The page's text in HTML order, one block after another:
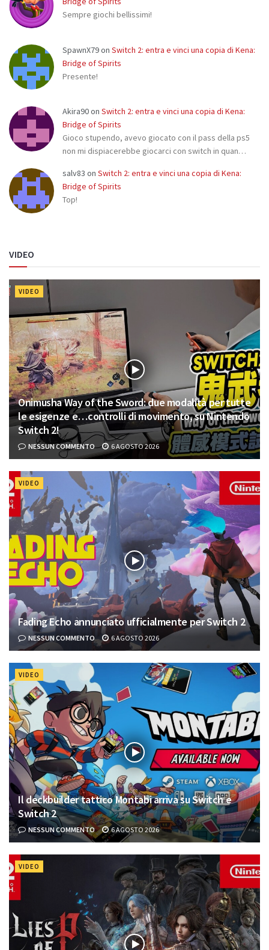
Sempre giochi bellissimi!
SpawnX79on Switch 2: entra e vinci una copia di Kena:
Bridge of Spirits
Presente!
Akira90on Switch 2: entra e vinci una copia di Kena:
Bridge of Spirits
Gioco stupendo, avevo giocato con il pass della ps5
non mi dispiacerebbe giocarci con switch in quan…
salv83 on Switch 2: entra e vinci una copia di Kena:
Bridge of Spirits
Top!
VIDEO
VIDEO
Onimusha Way of the Sword: due modalità per tutte
le esigenze e…controlli di movimento, su Nintendo
Switch 2!
NESSUN COMMENTO 6 AGOSTO 2026
VIDEO
Fading Echo annunciato ufficialmente per Switch 2
NESSUN COMMENTO 6 AGOSTO 2026
VIDEO
Il deckbuilder tattico Montabi arriva su Switch e
Switch 2
NESSUN COMMENTO 6 AGOSTO 2026
VIDEO